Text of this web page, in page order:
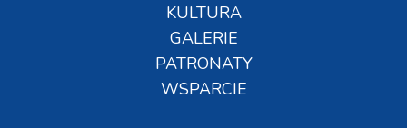
KULTURA
GALERIE
PATRONATY
WSPARCIE